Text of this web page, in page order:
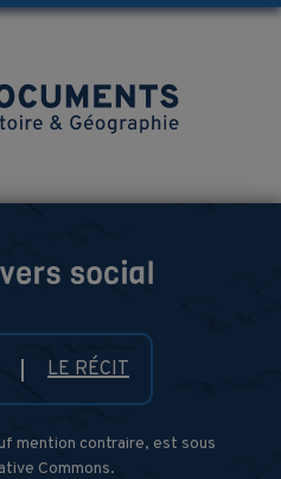
LE RÉCIT
mention contraire, est sous
Commons.